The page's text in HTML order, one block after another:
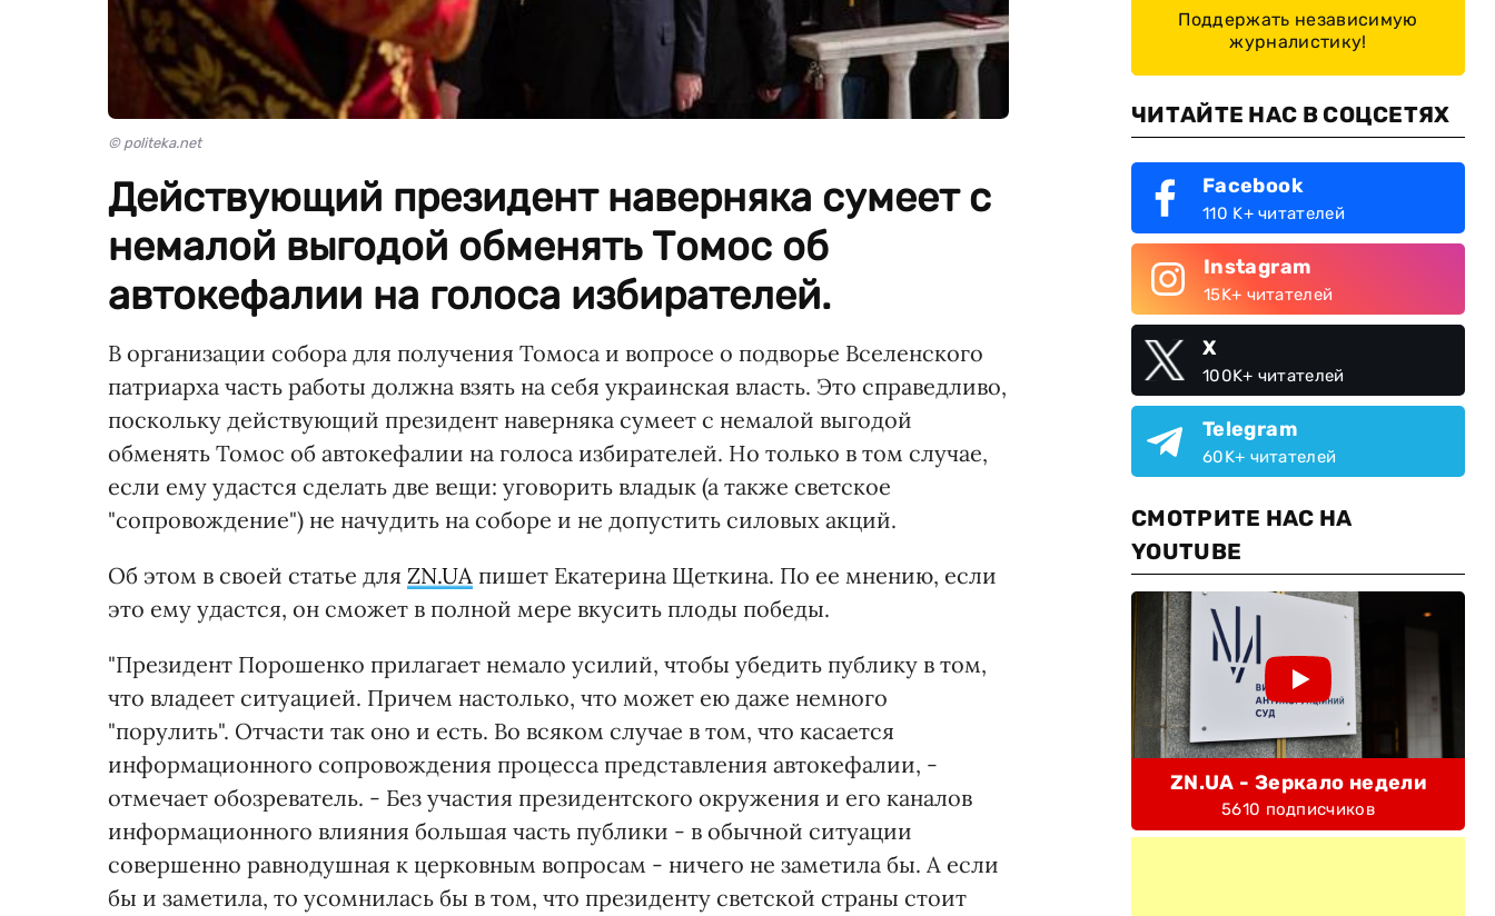
© politeka.net
Действующий президент наверняка сумеет с
немалой выгодой обменять Томос об
автокефалии на голоса избирателей.
В организации собора для получения Томоса и вопросе о подворье Вселенского
патриарха часть работы должна взять на себя украинская власть. Это справедливо,
поскольку действующий президент наверняка сумеет с немалой выгодой
обменять Томос об автокефалии на голоса избирателей. Но только в том случае,
если ему удастся сделать две вещи: уговорить владык (а также светское
"сопровождение") не начудить на соборе и не допустить силовых акций.
Об этом в своей статье для ZN.UA пишет Екатерина Щеткина. По ее мнению, если
это ему удастся, он сможет в полной мере вкусить плоды победы.
"Президент Порошенко прилагает немало усилий, чтобы убедить публику в том,
что владеет ситуацией. Причем настолько, что может ею даже немного
"порулить". Отчасти так оно и есть. Во всяком случае в том, что касается
информационного сопровождения процесса представления автокефалии, -
отмечает обозреватель. - Без участия президентского окружения и его каналов
информационного влияния большая часть публики - в обычной ситуации
совершенно равнодушная к церковным вопросам - ничего не заметила бы. А если
бы и заметила, то усомнилась бы в том, что президенту светской страны стоит
Поддержать независимую
журналистику!
ЧИТАЙТЕ НАС В СОЦСЕТЯХ
Facebook
110 K+ читателей
Instagram
15K+ читателей
X
100K+ читателей
Telegram
60K+ читателей
СМОТРИТЕ НАС НА
YOUTUBE
ZN.UA - Зеркало недели
5610 подписчиков